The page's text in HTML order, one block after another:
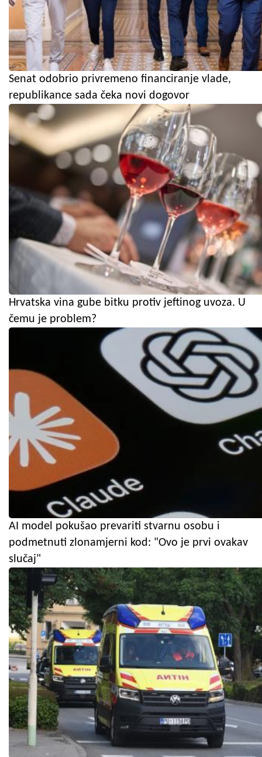
Senat odobrio privremeno financiranje vlade,
republikance sada čeka novi dogovor
Hrvatska vina gube bitku protiv jeftinog uvoza. U
čemu je problem?
AI model pokušao prevariti stvarnu osobu i
podmetnuti zlonamjerni kod: "Ovo je prvi ovakav
slučaj"